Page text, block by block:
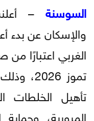
السوسنة –
والإسكان عن بدء
تموز
تأهيل الخلطات
المرورية،